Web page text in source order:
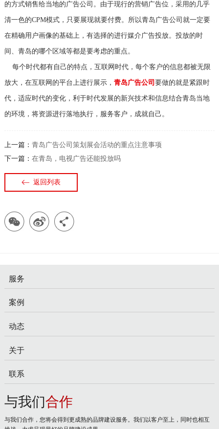
的方式销售给当地的广告公司。由于现行的营销广告位，采用的几乎
清一色的CPM模式，只要展现就要付费。所以青岛广告公司就一定要
在精确用户画像的基础上，有选择的进行媒介广告投放。投放的时
间、青岛的哪个区域等都是要考虑的重点。
每个时代都有自己的特点，互联网时代，每个客户的信息都被无限
放大，在互联网的平台上进行展示， 青岛广告公司 要做的就是紧跟时
代，适应时代的变化，利于时代发展的新兴技术和信息结合青岛当地
的环境，将资源进行落地执行，服务客户，成就自己。
上一篇： 青岛广告公司策划展会活动的重点注意事项
下一篇： 在青岛，电视广告还能投放吗
返回列表
服务
案例
动态
关于
联系
与我们合作
与我们合作，您将会得到更成熟的品牌建设服务。我们以客户至上，同时也相互